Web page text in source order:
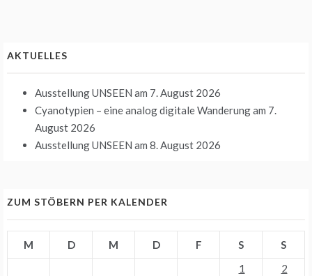
AKTUELLES
Ausstellung UNSEEN am 7. August 2026
Cyanotypien – eine analog digitale Wanderungam 7.
August 2026
Ausstellung UNSEEN am 8. August 2026
ZUM STÖBERN PER KALENDER
M D M D F S
S
1
2